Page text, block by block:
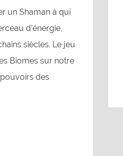
un Shaman à qui
d’énergie,
siècles. Le jeu
Biomes sur notre
des